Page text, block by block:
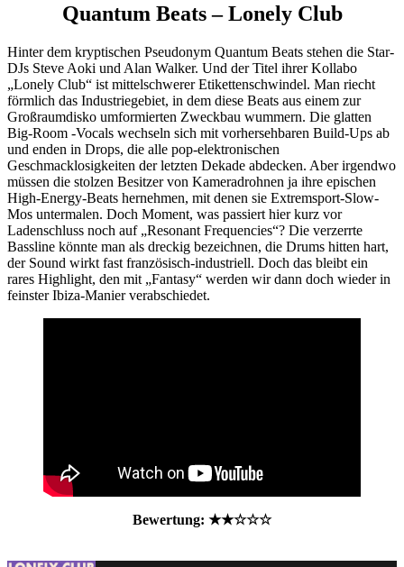
Quantum Beats – Lonely Club
Hinter dem kryptischen Pseudonym Quantum Beats stehen die Star-
DJs Steve Aoki und Alan Walker. Und der Titel ihrer Kollabo
„Lonely Club“ ist mittelschwerer Etikettenschwindel. Man riecht
förmlich das Industriegebiet, in dem diese Beats aus einem zur
Großraumdisko umformierten Zweckbau wummern. Die glatten
Big-Room -Vocals wechseln sich mit vorhersehbaren Build-Ups ab
und enden in Drops, die alle pop-elektronischen
Geschmacklosigkeiten der letzten Dekade abdecken. Aber irgendwo
müssen die stolzen Besitzer von Kameradrohnen ja ihre epischen
High-Energy-Beats hernehmen, mit denen sie Extremsport-Slow-
Mos untermalen. Doch Moment, was passiert hier kurz vor
Ladenschluss noch auf „Resonant Frequencies“? Die verzerrte
Bassline könnte man als dreckig bezeichnen, die Drums hitten hart,
der Sound wirkt fast französisch-industriell. Doch das bleibt ein
rares Highlight, den mit „Fantasy“ werden wir dann doch wieder in
feinster Ibiza-Manier verabschiedet.
Bewertung: ★★☆☆☆